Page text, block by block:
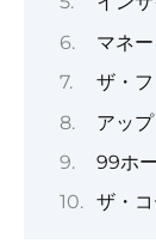
マネ
ザ・
アッ
99ホ
ザ・